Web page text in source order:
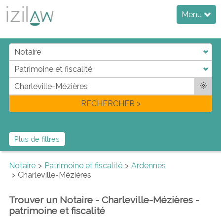
Menu
jdadi
fl
RECHERCHER >
Plus de filtres
Notaire Patrimoine et fiscalité
Ardennes
Charleville-Mézières
Trouver un Notaire - Charleville-Mézières -
patrimoine et fiscalité